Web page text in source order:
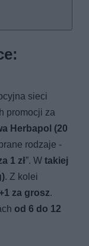
sieci
promocji za
Herbapol (20
rodzaje -
1 zł”. Wtakiej
. Z kolei
za grosz.
od 6 do 12